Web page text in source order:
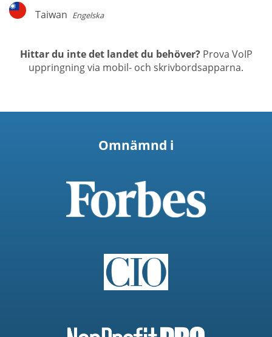
Taiwan
Taiwan Engelska
Hittar du inte det landet du behöver?Prova VoIP
uppringning via mobil- och skrivbordsapparna.
Omnämnd i